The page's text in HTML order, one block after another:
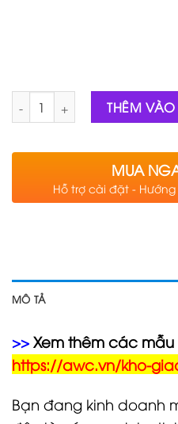
Số lượng THÊM
MUA
Hỗ trợ cài đặt -
MÔ TẢ
>> Xem thêm các mẫu
https://awc.vn/kho-
Bạn đang kinh doanh